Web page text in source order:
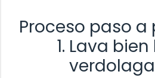
Proceso paso a
Lava bien